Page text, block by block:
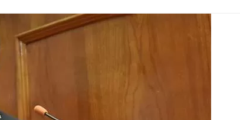
DE
DEL PLAN